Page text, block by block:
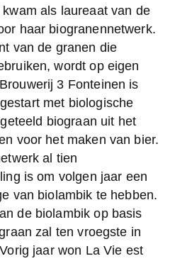
als laureaat van de
haar biogranennetwerk.
van de granen die
wordt op eigen
3 Fonteinen is
met biologische
biograan uit het
voor het maken van bier.
al tien
is om volgen jaar een
van biolambik te hebben.
de biolambik op basis
zal ten vroegste in
jaar won La Vie est